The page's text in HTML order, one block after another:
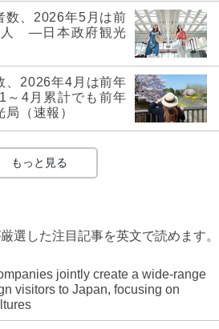
数、2026年5月は前
人 ―日本政府観光
、2026年4月は前年
～4月累計でも前年
（速報）
もっと見る
選した注目記事を英文で読めます。
jointly create a wide-range
visitors to Japan, focusing on